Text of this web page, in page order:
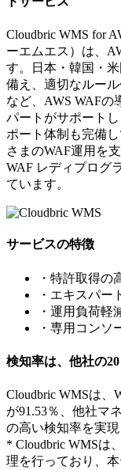
Cloudbric WMS for
ーエムエス）は、
す。日本・韓国・
備え、適切なルー
など、AWS WAFの
パートがサポート
ポート体制も完備
さまのWAF運用を
WAF レディプログ
ています。
サービスの特徴
・特許取得の
・エキスパー
・運用負荷軽
・専用コンソ
検知率は、他社の
Cloudbric WMSは
が91.53％、他社マ
の高い検知率を実現
* Cloudbric WMSは
理を行っており、本